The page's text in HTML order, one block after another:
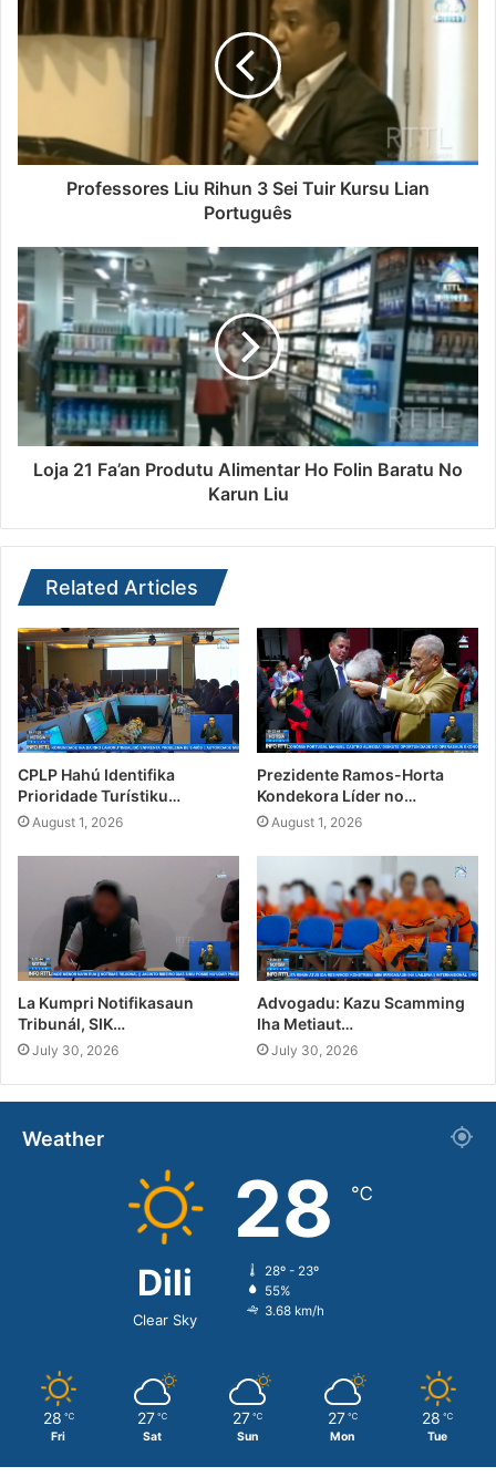
Professores Liu Rihun 3 Sei Tuir Kursu Lian
Português
Loja 21 Fa’an Produtu Alimentar Ho Folin Baratu No
Karun Liu
Related Articles
CPLP Hahú Identifika
Prioridade Turístiku…
August 1, 2026
Prezidente Ramos-Horta
Kondekora Líder no…
August 1, 2026
La Kumpri Notifikasaun
Tribunál, SIK…
July 30, 2026
Advogadu: Kazu Scamming
Iha Metiaut…
July 30, 2026
Weather
Dili
Clear Sky
28 ℃
28º - 23º
55%
3.68 km/h
28 ℃
Fri
27 ℃
Sat
27 ℃
Sun
27 ℃
Mon
28 ℃
Tue